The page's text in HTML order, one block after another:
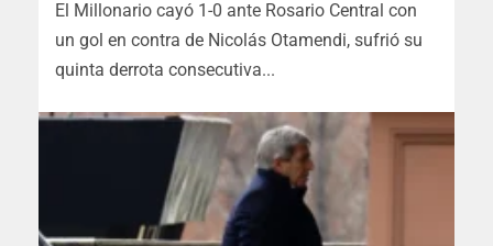
El Millonario cayó 1-0 ante Rosario Central con
un gol en contra de Nicolás Otamendi, sufrió su
quinta derrota consecutiva...